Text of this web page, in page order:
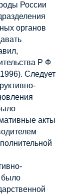
России
органов
Р Ф
Следует
акты
было